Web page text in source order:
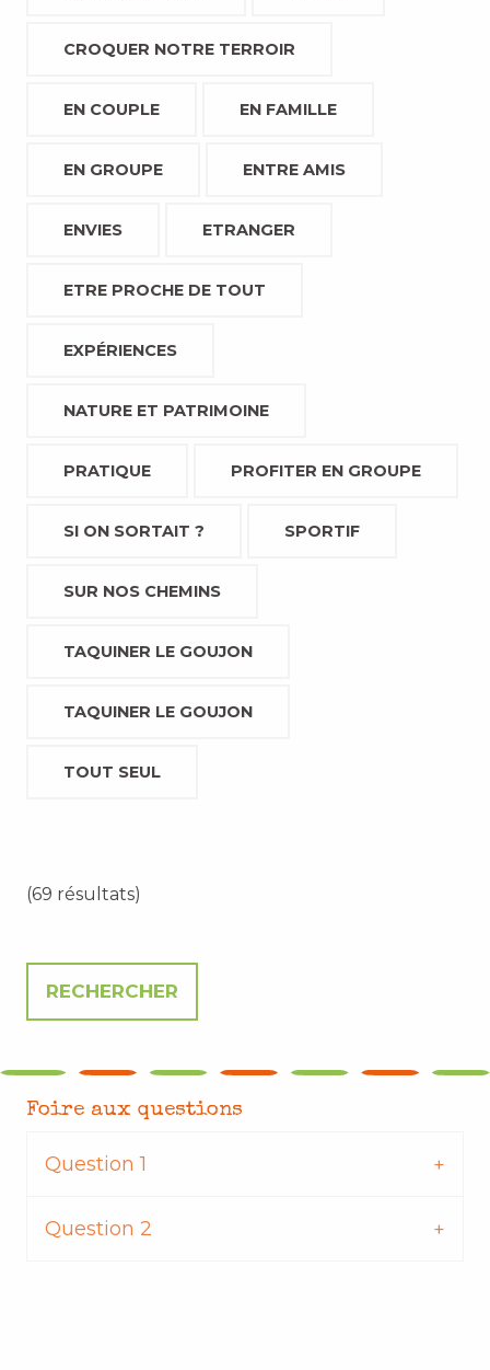
CROQUER NOTRE TERROIR
EN COUPLE EN FAMILLE
EN GROUPE ENTRE AMIS
ENVIES ETRANGER
ETRE PROCHE DE TOUT
EXPÉRIENCES
NATURE ET PATRIMOINE
PRATIQUE PROFITER EN GROUPE
SI ON SORTAIT ? SPORTIF
SUR NOS CHEMINS
TAQUINER LE GOUJON
TAQUINER LE GOUJON
TOUT SEUL
(69 résultats)
Foire aux questions
Question 1
Question 2